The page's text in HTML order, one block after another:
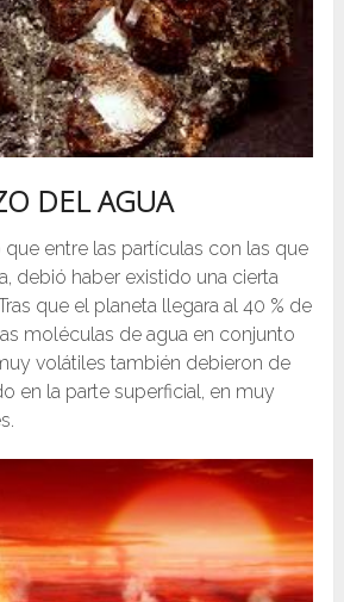
DEL AGUA
que entre las partículas con las que
debió haber existido una cierta
que el planeta llegara al 40 % de
moléculas de agua en conjunto
volátiles también debieron de
en la parte superficial, en muy